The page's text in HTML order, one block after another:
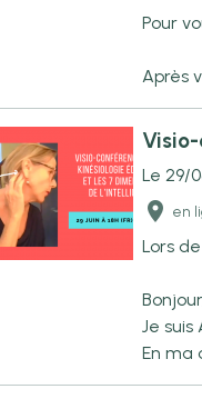
Pour
Après
Le 29/
en
Lors
Je
En ma